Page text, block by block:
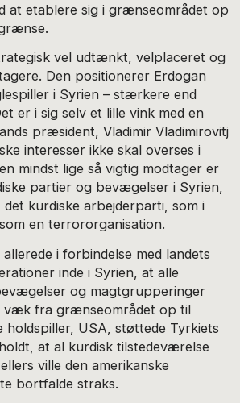
at etablere sig i grænseområdet op
vel udtænkt, velplaceret og
Den positionerer Erdogan
i Syrien – stærkere end
er i sig selv et lille vink med en
præsident, Vladimir Vladimirovitj
interesser ikke skal overses i
mindst lige så vigtig modtager er
partier og bevægelser i Syrien,
kurdiske arbejderparti, som i
en terrororganisation.
i forbindelse med landets
inde i Syrien, at alle
og magtgrupperinger
væk fra grænseområdet op til
USA, støttede Tyrkiets
at al kurdisk tilstedeværelse
ville den amerikanske
bortfalde straks.